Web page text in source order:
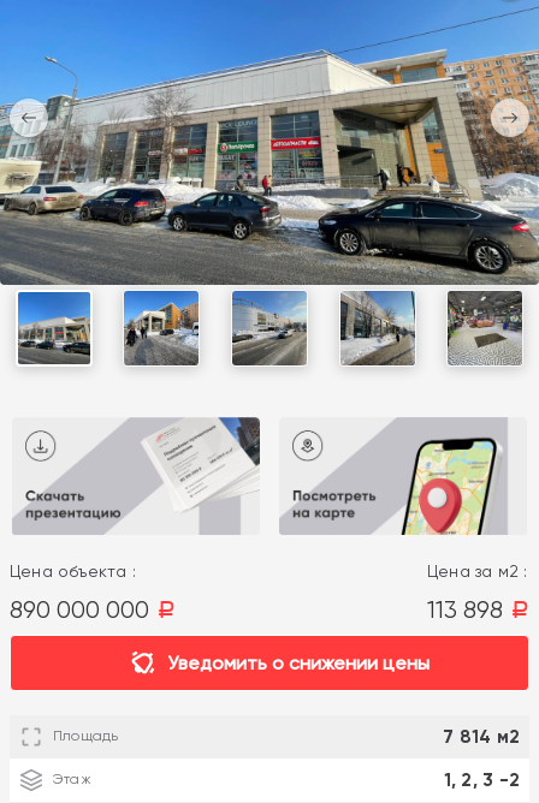
Цена объекта :
890 000 000 a
Цена за м2 :
113 898 a
Уведомить о снижении цены
Площадь 7 814 м2
Этаж 1, 2, 3 -2